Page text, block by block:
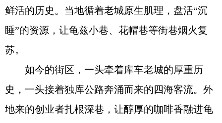
鲜活的历史。当地循着老城原生肌理，盘活“沉
睡”的资源，让龟兹小巷、花帽巷等街巷烟火复
苏。
如今的街区，一头牵着库车老城的厚重历
史，一头接着独库公路奔涌而来的四海客流。外
地来的创业者扎根深巷，让醇厚的咖啡香融进龟